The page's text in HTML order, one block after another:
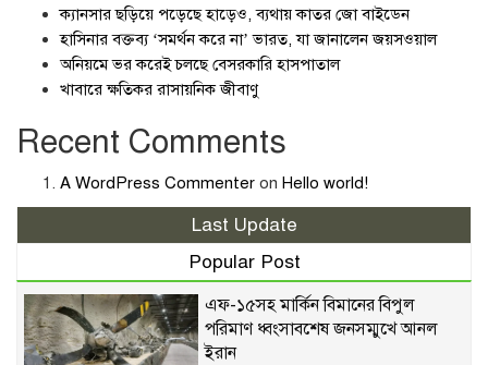
ক্যানসার ছড়িয়ে পড়েছে হাড়েও, ব্যথায় কাতর জো বাইডেন
হাসিনার বক্তব্য ‘সমর্থন করে না’ ভারত, যা জানালেন জয়সওয়াল
অনিয়মে ভর করেই চলছে বেসরকারি হাসপাতাল
খাবারে ক্ষতিকর রাসায়নিক জীবাণু
Recent Comments
A WordPress Commenter on Hello world!
Last Update
Popular Post
এফ-১৫সহ মার্কিন বিমানের বিপুল
পরিমাণ ধ্বংসাবশেষ জনসম্মুখে আনল
ইরান